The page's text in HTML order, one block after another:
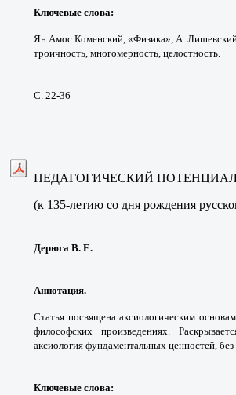
Ключевые слова:
Ян Амос Коменский, «Физика», А.
троичность, многомерность, целостность.
С. 22-36
ПЕДАГОГИЧЕСКИЙ
(к 135-летию со дня рождения
Дерюга В. Е.
Аннотация.
Статья посвящена аксиологическим
философских произведениях.
аксиология фундаментальных ценностей,
Ключевые слова: